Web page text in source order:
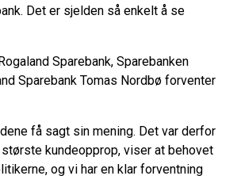
Det er sjelden så enkelt å se
Sparebank, Sparebanken
Sparebank Tomas Nordbø forventer
få sagt sin mening. Det var derfor
kundeopprop, viser at behovet
og vi har en klar forventning